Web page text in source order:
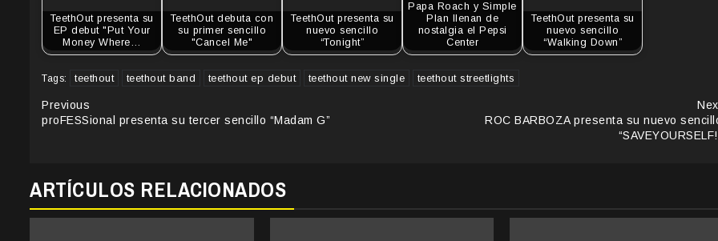
TeethOut presenta su
EP debut "Put Your
Money Where…
TeethOut debuta con
su primer sencillo
"Cancel Me"
TeethOut presenta su
nuevo sencillo
“Tonight”
Papa Roach y Simple
Plan llenan de
nostalgia el Pepsi
Center
TeethOut presenta su
nuevo sencillo
“Walking Down”
Tags: teethout teethout band teethout ep debut teethout new single teethout streetlights
Continue
Reading
Previous
proFESSional presenta su tercer sencillo “Madam G”
ROC BARBOZA presenta su nuevo
ARTÍCULOS RELACIONADOS